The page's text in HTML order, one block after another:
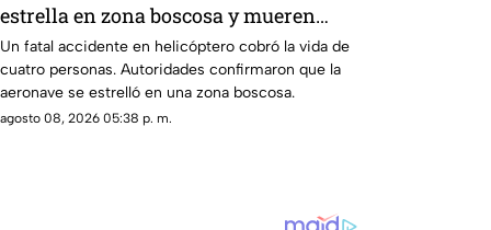
estrella en zona boscosa y mueren
cuatro personas
Un fatal accidente en helicóptero cobró la vida de
cuatro personas. Autoridades confirmaron que la
aeronave se estrelló en una zona boscosa.
agosto 08, 2026 05:38 p. m.